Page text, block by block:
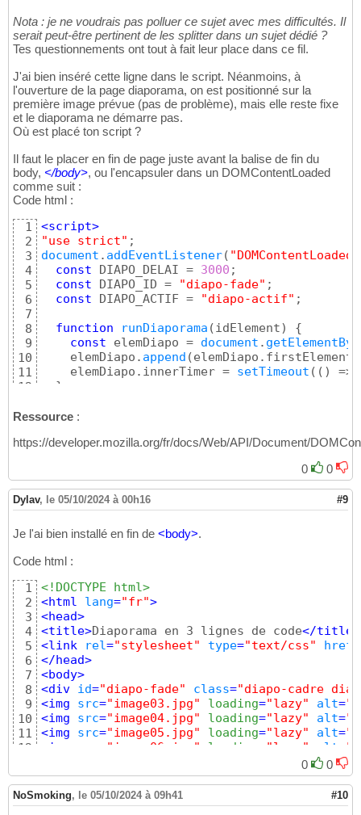
Nota : je ne voudrais pas polluer ce sujet avec mes difficultés. Il
serait peut-être pertinent de les splitter dans un sujet dédié ?
Tes questionnements ont tout à fait leur place dans ce fil.
J'ai bien inséré cette ligne dans le script. Néanmoins, à
l'ouverture de la page diaporama, on est positionné sur la
première image prévue (pas de problème), mais elle reste fixe
et le diaporama ne démarre pas.
Où est placé ton script ?
Il faut le placer en fin de page juste avant la balise de fin du
body, </body>, ou l'encapsuler dans un DOMContentLoaded
comme suit :
Code html :
1
2
3
4
5
6
7
8
9
10
11
12
14
16
19
20
22
24
26
27
<script>
"use strict"
document . addEventListener( "DOMContentLoaded"
const DIAPO_DELAI = 3000 ;
const DIAPO_ID = "diapo-fade" ;
const DIAPO_ACTIF = "diapo-actif" ;
function
runDiaporama (idElement)
{
const elemDiapo = document .
elemDiapo. append (
elemDiapo.innerTimer = setTimeout ( ( ) =>
}
const
if (diapo.classList.contains(DIAPO_ACTIF
else {
runDiaporama
diapo.classList.toggle
// lance le diaporama
})
</script>
Ressource :
https://developer.mozilla.org/fr/docs/Web/API/Document/
0
0
Dylav, le 05/10/2024 à 00h16 #9
Je l'ai bien installé en fin de <body>.
Code html :
1
2
3
4
5
6
7
8
9
10
11
12
14
15
16
<!DOCTYPE html>
<html lang="fr">
<head>
<title>Diaporama en 3 lignes de code</title
<link rel="stylesheet" type="text/css" href
</head>
<body>
<div id="diapo-fade" class="diapo-cadre
<img src="image03.jpg" loading="lazy" alt=""
<img src="image04.jpg" loading="lazy" alt=""
<img src="image05.jpg" loading="lazy" alt=""
img "image06.jpg" loading "lazy" alt ""
"lazy" alt=""
<img src="image02.jpg" loading="lazy" alt=""
</div >
<script src="Diaporama.js"></script>
0 0
NoSmoking, le 05/10/2024 à 09h41 #10